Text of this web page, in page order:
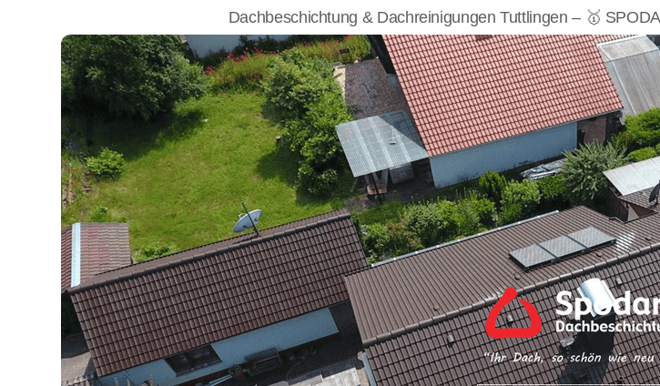
Dachbeschichtung & Dachreinigungen Tuttlingen – 🥇